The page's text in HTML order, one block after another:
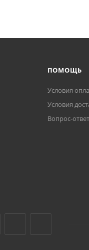
ПОМОЩЬ
Условия
Условия
Вопрос-ответ